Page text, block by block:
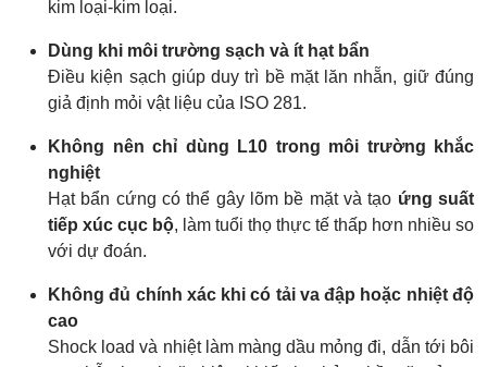
kim loại-kim loại.
Dùng khi môi trường sạch và ít hạt bẩn
Điều kiện sạch giúp duy trì bề mặt lăn nhẵn, giữ đúng
giả định mỏi vật liệu của ISO 281.
Không nên chỉ dùng L10 trong môi trường khắc
nghiệt
Hạt bẩn cứng có thể gây lõm bề mặt và tạo ứng suất
tiếp xúc cục bộ, làm tuổi thọ thực tế thấp hơn nhiều so
với dự đoán.
Không đủ chính xác khi có tải va đập hoặc nhiệt độ
cao
Shock load và nhiệt làm màng dầu mỏng đi, dẫn tới bôi